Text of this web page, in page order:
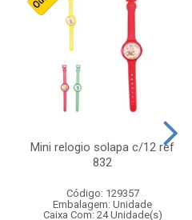
Mini relogio solapa c/12 ref
832
Código: 129357
Embalagem: Unidade
Caixa Com: 24 Unidade(s)